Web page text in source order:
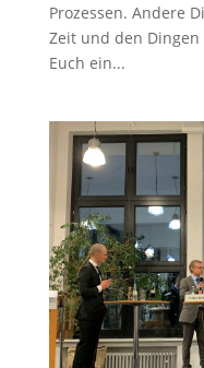
Prozessen. Andere
Zeit und den
Euch ein...